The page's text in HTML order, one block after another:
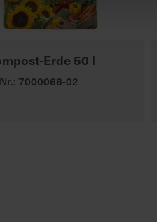
Erde 50 l
7000066-02